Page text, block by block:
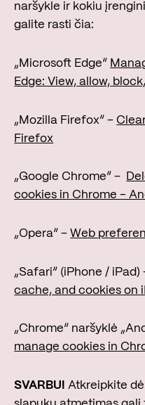
naršykle ir kokiu
galite rasti čia:
„Microsoft Edge“
Edge: View, allow,
„Mozilla Firefox“ –
Firefox
„Google Chrome“ –
cookies in Chrome -
„Opera“ –Web
„Safari“ (iPhone / iPad)
cache, and cookies on
„Chrome“ naršyklė
manage cookies in
SVARBU! Atkreipkite